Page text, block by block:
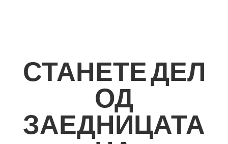
СТАНЕТЕ ДЕЛ
ОД
ЗАЕДНИЦАТА